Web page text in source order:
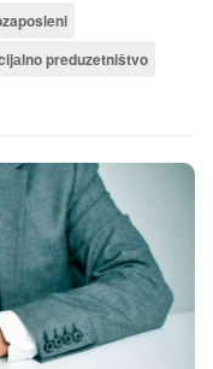
preduzetništvo